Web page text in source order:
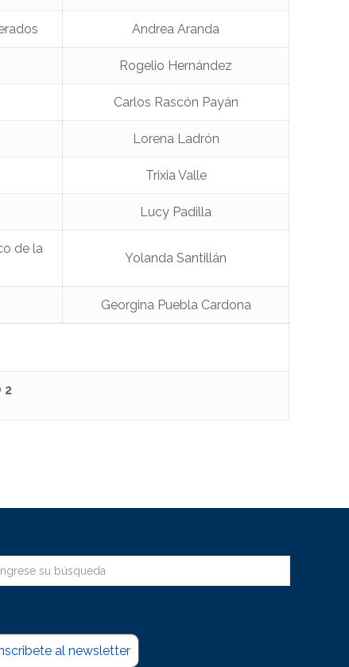
Andrea Aranda
Rogelio Hernández
Carlos Rascón Payán
Lorena Ladrón
Trixia Valle
Lucy Padilla
de la
Yolanda Santillán
Georgina Puebla Cardona
2
al newsletter